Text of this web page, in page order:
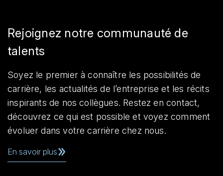
Rejoignez notre communauté de
talents
Soyez le premier à connaître les possibilités de
carrière, les actualités de l’entreprise et les récits
inspirants de nos collègues. Restez en contact,
découvrez ce qui est possible et voyez comment
évoluer dans votre carrière chez nous.
En savoir plus